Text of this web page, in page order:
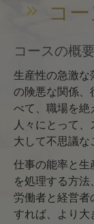
コ
コースの概
生産性の急激な
の険悪な関係、
べて、職場を絶
人々にとって、
大して不思議な
仕事の能率と生
を処理する方
労働者と経営者
すれば、より大